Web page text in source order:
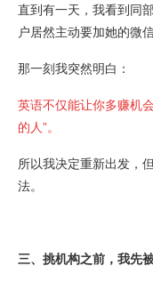
直到有一天，我看到同
户居然主动要加她的微信
那一刻我突然明白：
英语不仅能让你多赚机
的人”。
所以我决定重新出发，
法。
三、挑机构之前，我先